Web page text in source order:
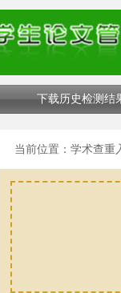
下载历史检测结
当前位置： 学术查重